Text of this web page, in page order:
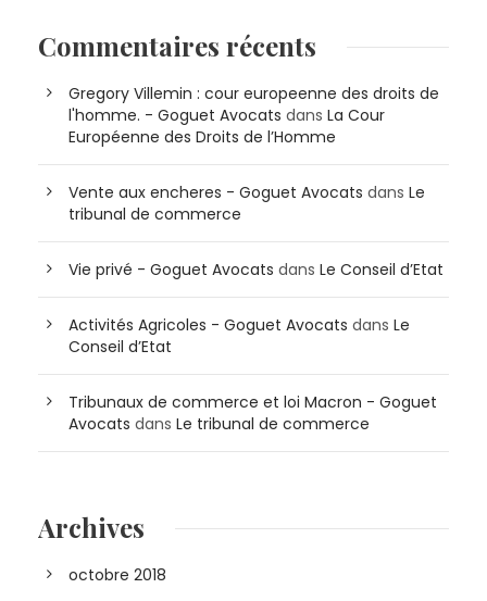
Commentaires récents
Gregory Villemin : cour europeenne des droits de
l'homme. - Goguet Avocats dans La Cour
Européenne des Droits de l’Homme
Vente aux encheres - Goguet Avocats dans Le
tribunal de commerce
Vie privé - Goguet Avocats dans Le Conseil d’Etat
Activités Agricoles - Goguet Avocats dans Le
Conseil d’Etat
Tribunaux de commerce et loi Macron - Goguet
Avocats dans Le tribunal de commerce
Archives
octobre 2018